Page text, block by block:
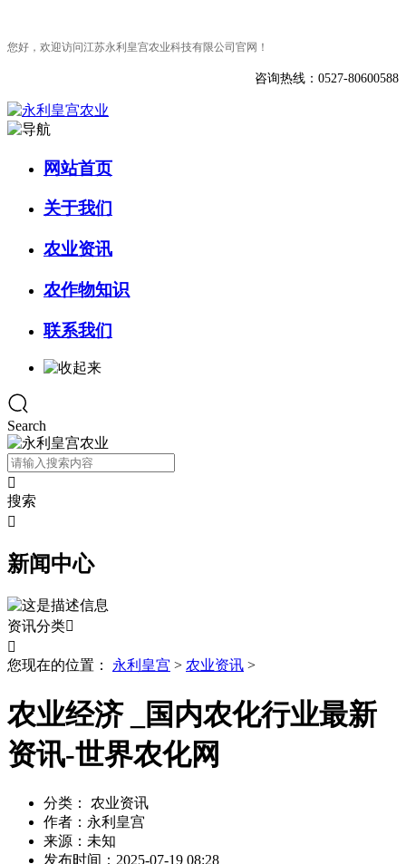
您好，欢迎访问江苏永利皇宫农业科技有限公司官网！
咨询热线：0527-80600588
网站首页
关于我们
农业资讯
农作物知识
联系我们
Search

搜索

新闻中心
资讯分类

您现在的位置：
永利皇宫 > 农业资讯 >
农业经济 _国内农化行业最新
资讯-世界农化网
分类：
农业资讯
作者： 永利皇宫
来源： 未知
发布时间： 2025-07-19 08:28